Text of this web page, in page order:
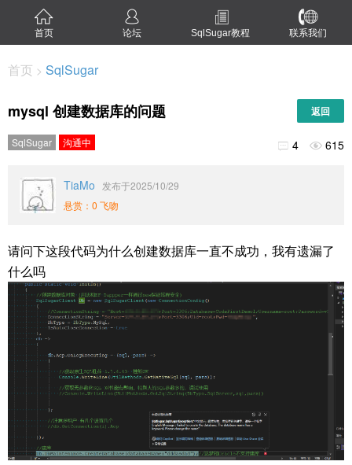
首页 论坛 SqlSugar教程 联系我们
首页 > SqlSugar
mysql 创建数据库的问题 返回
SqlSugar 沟通中  4  615
TiaMo
发布于2025/10/29
悬赏：0 飞吻
请问下这段代码为什么创建数据库一直不成功，我有遗漏了
什么吗